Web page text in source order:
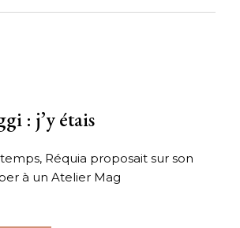
: j’y étais
Réquia proposait sur son
à un Atelier Mag